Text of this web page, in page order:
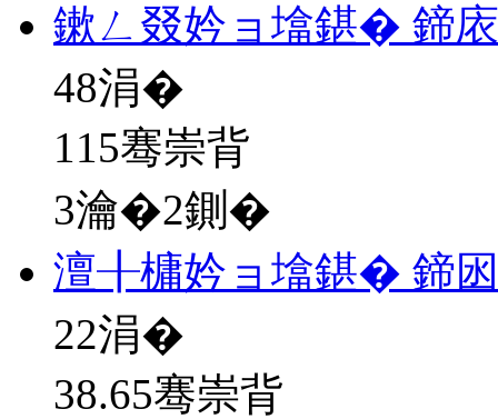
鏉ㄥ叕妗ョ墖鍖� 鍗
48涓�
115骞崇背
3瀹�2鍘�
澶╂槦妗ョ墖鍖� 鍗
22涓�
38.65骞崇背